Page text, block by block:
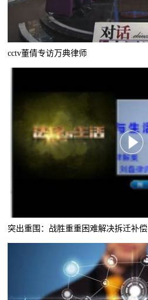
cctv董倩专访万典律师
突出重围：战胜重重困难解决拆迁补偿